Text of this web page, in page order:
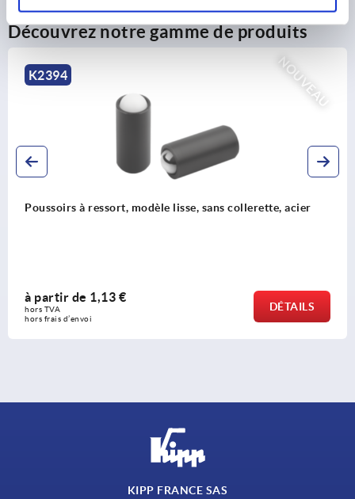
Découvrez notre gamme de produits
modèle lisse, sans collerette, acier
K2396
Poussoirs à
à partir de
hors TVA
hors frais d’envoi
KIPP FRANCE SAS